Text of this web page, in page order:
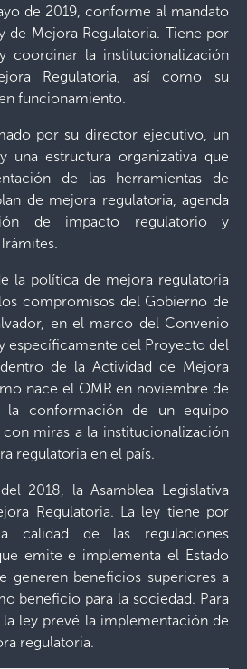
de 2019, conforme al mandato
de Mejora Regulatoria. Tiene por
coordinar la institucionalización
Regulatoria, así como su
funcionamiento.
por su director ejecutivo, un
una estructura organizativa que
de las herramientas de
de mejora regulatoria, agenda
de impacto regulatorio y
la política de mejora regulatoria
compromisos del Gobierno de
en el marco del Convenio
específicamente del Proyecto del
de la Actividad de Mejora
nace el OMR en noviembre de
la conformación de un equipo
miras a la institucionalización
regulatoria en el país.
2018, la Asamblea Legislativa
Regulatoria. La ley tiene por
calidad de las regulaciones
emite e implementa el Estado
generen beneficios superiores a
beneficio para la sociedad. Para
ley prevé la implementación de
regulatoria.